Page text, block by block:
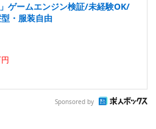
ゲームエンジン検証/未経験OK/
・服装自由
Sponsored by